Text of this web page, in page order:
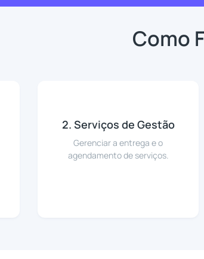
Como
2. Serviços de Gestão
Gerenciar a entrega e o
agendamento de serviços.